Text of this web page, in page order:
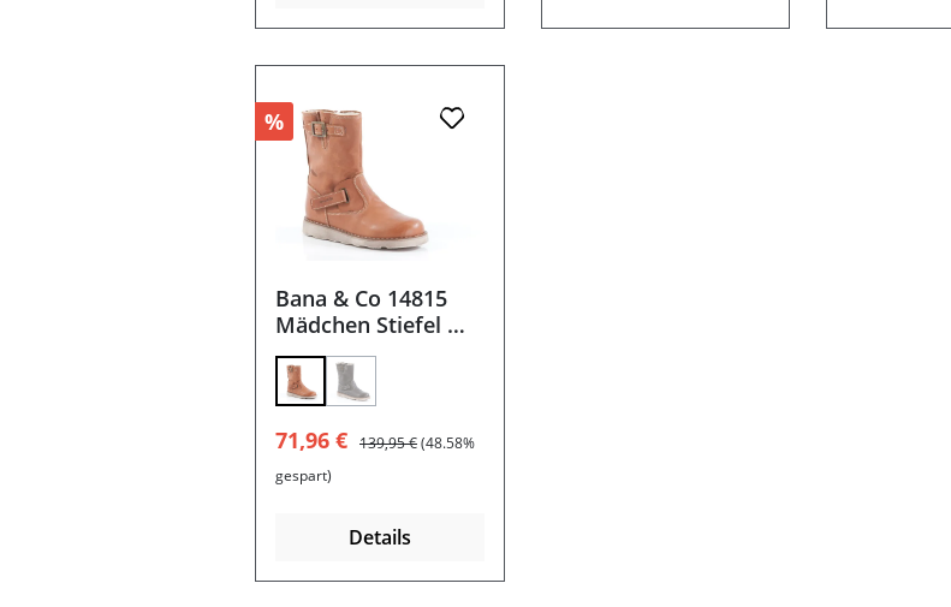
%
Bana & Co 14815
Mädchen Stiefel mit
Futter
(Diese Option ist zurzeit nicht verfügbar.)
Verkaufspreis:
71,96 € Regulärer Preis:
139,95 €(48.58%
gespart)
Details